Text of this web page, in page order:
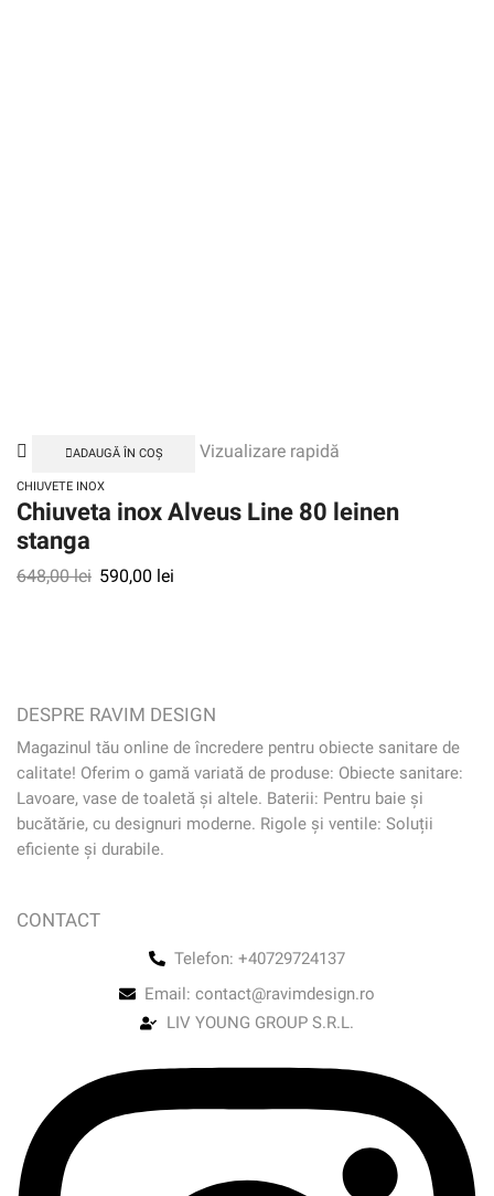
ADAUGĂ ÎN COȘ Vizualizare rapidă
CHIUVETE INOX
Chiuveta inox Alveus Line 80 leinen
stanga
648,00lei 590,00 lei
DESPRE RAVIM DESIGN
Magazinul tău online de încredere pentru obiecte sanitare de
calitate! Oferim o gamă variată de produse: Obiecte sanitare:
Lavoare, vase de toaletă și altele. Baterii: Pentru baie și
bucătărie, cu designuri moderne. Rigole și ventile: Soluții
eficiente și durabile.
CONTACT
Telefon: +40729724137
Email: contact@ravimdesign.ro
LIV YOUNG GROUP S.R.L.